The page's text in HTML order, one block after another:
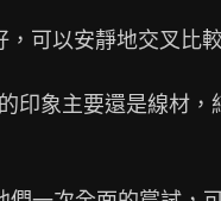
可以安靜地交叉比較
印象主要還是線材